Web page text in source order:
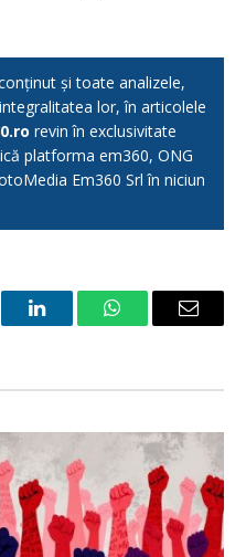
și toate analizele,
lor, în articolele
revin în exclusivitate
platforma em360, ONG
Em360 Srl în niciun
LinkedInWhatsAppEmail